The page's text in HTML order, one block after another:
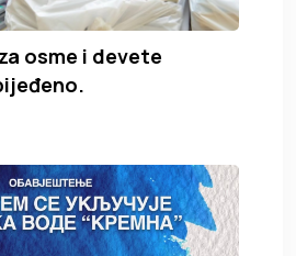
osme i devete